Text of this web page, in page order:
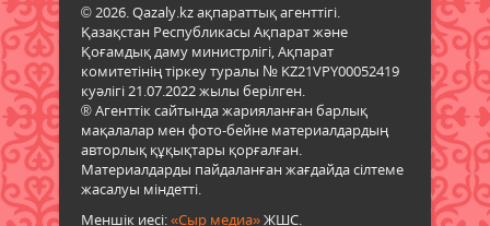
«Таза Қазақстан» жалпыұлттық
экологиялық акциясы аясында
сенбілік өтті
09 тамыз 2026 ж. 43
Қазалы қаласында жаңа спорт
алаңы ашылды
09 тамыз 2026 ж.
© 2026. Qazaly.kz ақпараттық агенттігі.
Қазақстан Республикасы Ақпарат және
Қоғамдық даму министрлігі, Ақпарат
комитетінің тіркеу туралы № KZ21VPY00052419
куәлігі 21.07.2022 жылы берілген.
® Агенттік сайтында жарияланған барлық
мақалалар мен фото-бейне материалдардың
авторлық құқықтары қорғалған.
Материалдарды пайдаланған жағдайда сілтеме
жасалуы міндетті.
Меншік иесі:«Сыр медиа»ЖШС.